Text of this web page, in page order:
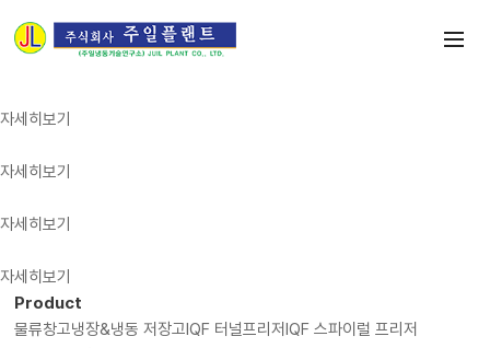
자세히보기
자세히보기
자세히보기
자세히보기
Product
물류창고냉장&냉동 저장고IQF 터널프리저IQF 스파이럴 프리저